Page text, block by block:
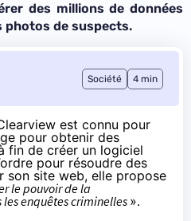
des millions de données
photos de suspects.
Société 4 min
est connu pour
pour obtenir des
fin de créer un logiciel
pour résoudre des
son site web, elle propose
le pouvoir de la
enquêtes criminelles ».